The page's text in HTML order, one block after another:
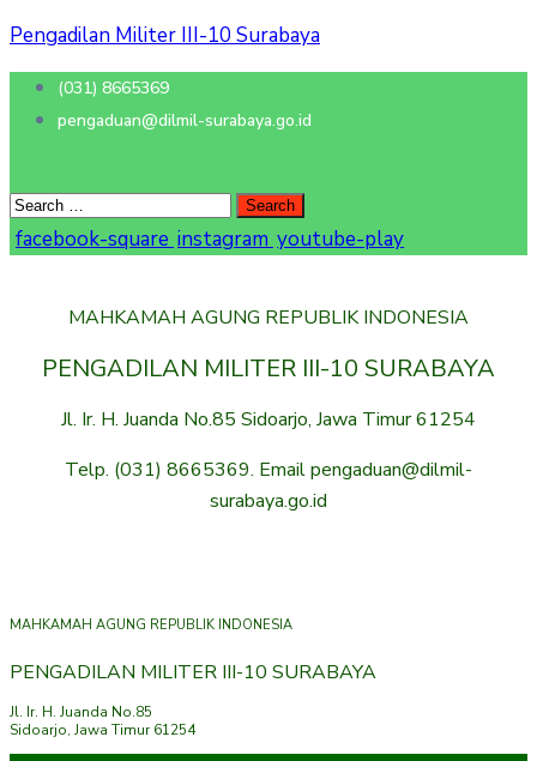
Pengadilan Militer III-10 Surabaya
(031) 8665369
pengaduan@dilmil-surabaya.go.id
facebook-square instagram youtube-play
MAHKAMAH AGUNG REPUBLIK INDONESIA
PENGADILAN MILITER III-10 SURABAYA
Jl. Ir. H. Juanda No.85 Sidoarjo, Jawa Timur 61254
Telp. (031) 8665369. Email pengaduan@dilmil-
surabaya.go.id
MAHKAMAH AGUNG REPUBLIK INDONESIA
PENGADILAN MILITER III-10 SURABAYA
Jl. Ir. H. Juanda No.85
Sidoarjo, Jawa Timur 61254